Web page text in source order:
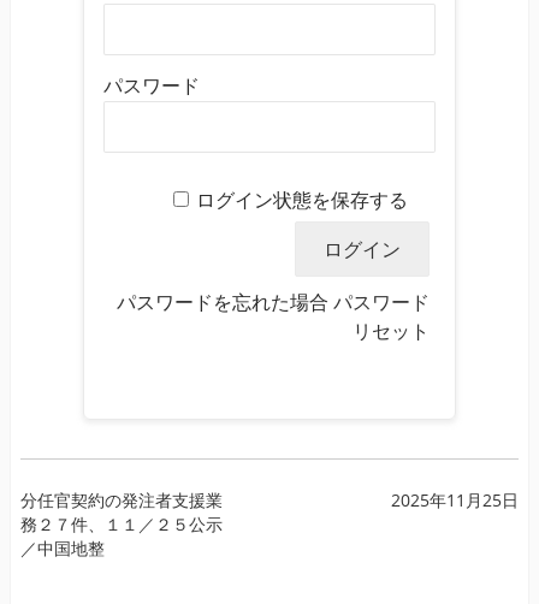
パスワード
ログイン状態を保存する
パスワードを忘れた場合 パスワード
リセット
投
稿
ナ
分任官契約の発注者支援業
務２７件、１１／２５公示
／中国地整
2025年11月25日